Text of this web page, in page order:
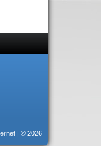
| © 2026